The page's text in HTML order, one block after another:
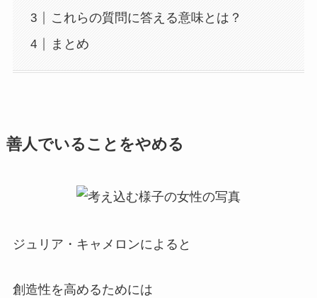
これらの質問に答える意味とは？
まとめ
善人でいることをやめる
ジュリア・キャメロンによると
創造性を高めるためには